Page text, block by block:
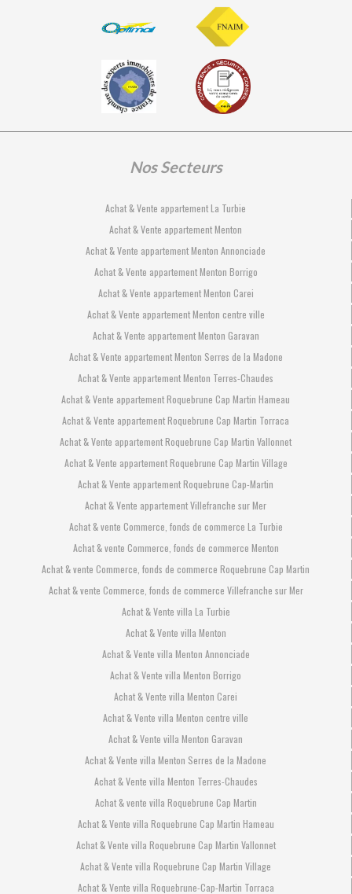
Nos Secteurs
Achat & Vente appartement La Turbie
Achat & Vente appartement Menton
Achat & Vente appartement Menton Annonciade
Achat & Vente appartement Menton Borrigo
Achat & Vente appartement Menton Carei
Achat & Vente appartement Menton centre ville
Achat & Vente appartement Menton Garavan
Achat & Vente appartement Menton Serres de la Madone
Achat & Vente appartement Menton Terres-Chaudes
Achat & Vente appartement Roquebrune Cap Martin Hameau
Achat & Vente appartement Roquebrune Cap Martin Torraca
Achat & Vente appartement Roquebrune Cap Martin Vallonnet
Achat & Vente appartement Roquebrune Cap Martin Village
Achat & Vente appartement Roquebrune Cap-Martin
Achat & Vente appartement Villefranche sur Mer
Achat & vente Commerce, fonds de commerce La Turbie
Achat & vente Commerce, fonds de commerce Menton
Achat & vente Commerce, fonds de commerce Roquebrune Cap Martin
Achat & vente Commerce, fonds de commerce Villefranche sur Mer
Achat & Vente villa La Turbie
Achat & Vente villa Menton
Achat & Vente villa Menton Annonciade
Achat & Vente villa Menton Borrigo
Achat & Vente villa Menton Carei
Achat & Vente villa Menton centre ville
Achat & Vente villa Menton Garavan
Achat & Vente villa Menton Serres de la Madone
Achat & Vente villa Menton Terres-Chaudes
Achat & vente villa Roquebrune Cap Martin
Achat & Vente villa Roquebrune Cap Martin Hameau
Achat & Vente villa Roquebrune Cap Martin Vallonnet
Achat & Vente villa Roquebrune Cap Martin Village
Achat & Vente villa Roquebrune-Cap-Martin Torraca